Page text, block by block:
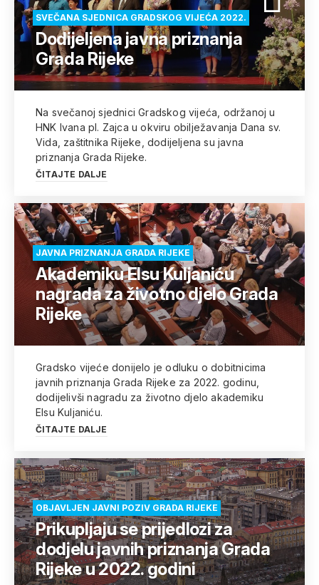
SVEČANA SJEDNICA GRADSKOG VIJEĆA 2022.
Dodijeljena javna priznanja
Grada Rijeke
Na svečanoj sjednici Gradskog vijeća, održanoj u
HNK Ivana pl. Zajca u okviru obilježavanja Dana sv.
Vida, zaštitnika Rijeke, dodijeljena su javna
priznanja Grada Rijeke.
ČITAJTE DALJE
JAVNA PRIZNANJA GRADA RIJEKE
Akademiku Elsu Kuljaniću
nagrada za životno djelo Grada
Rijeke
Gradsko vijeće donijelo je odluku o dobitnicima
javnih priznanja Grada Rijeke za 2022. godinu,
dodijelivši nagradu za životno djelo akademiku
Elsu Kuljaniću.
ČITAJTE DALJE
OBJAVLJEN JAVNI POZIV GRADA RIJEKE
Prikupljaju se prijedlozi za
dodjelu javnih priznanja Grada
Rijeke u 2022. godini